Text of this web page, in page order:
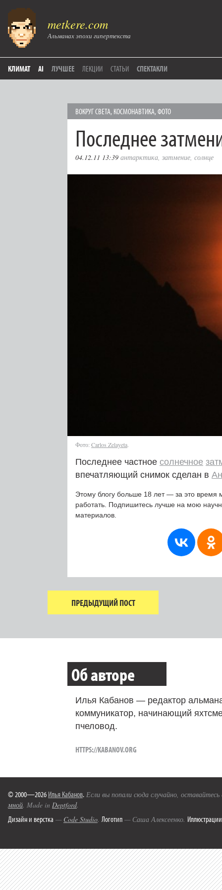
metkere.com
Альманах эпохи гипертекста
КЛИМАТ AI ЛУЧШЕЕ ЛЕКЦИИ СТАТЬИ СПЕКТАКЛИ
ВОКРУГ СВЕТА, КОСМОНАВТИКА,ФОТО
Последнее
04.12.11 13:39 антарктика, затмение, солнце
Фото: Carlos Zelayeta
Последнее частное солнечное
впечатляющий снимок сделан в
Этому блогу больше 18 лет — за это время
работать. Подпишитесь лучше на мою
материалов.
ПРЕДЫДУЩИЙ ПОСТ
Об авторе
Илья Кабанов — редактор
коммуникатор, начинающий
пчеловод.
HTTPS://KABANOV.ORG
© 2000—2026 Илья Кабанов. Если вы попали сюда случайно,
мной. Made in Deptford.
Дизайн и верстка — Code Studio. Логотип — Саша Алексеенко. Иллюстрации